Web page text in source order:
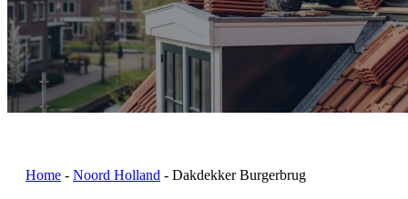
Home - Noord Holland - Dakdekker Burgerbrug